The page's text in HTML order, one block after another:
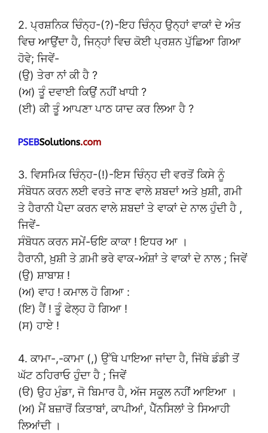
2. ਪ੍ਰਸ਼ਨਿਕ ਚਿੰਨ੍ਹ-(?)-ਇਹ ਚਿੰਨ੍ਹ ਉਨ੍ਹਾਂ ਵਾਕਾਂ ਦੇ ਅੰਤ
ਵਿਚ ਆਉਂਦਾ ਹੈ, ਜਿਨ੍ਹਾਂ ਵਿਚ ਕੋਈ ਪ੍ਰਸ਼ਨ ਪੁੱਛਿਆ ਗਿਆ
ਹੋਵੇ; ਜਿਵੇਂ-
(ਉ) ਤੇਰਾ ਨਾਂ ਕੀ ਹੈ ?
(ਅ) ਤੂੰ ਦਵਾਈ ਕਿਉਂ ਨਹੀਂ ਖਾਧੀ ?
(ਈ) ਕੀ ਤੂੰ ਆਪਣਾ ਪਾਠ ਯਾਦ ਕਰ ਲਿਆ ਹੈ ?
3. ਵਿਸਮਿਕ ਚਿੰਨ੍ਹ-(!)-ਇਸ ਚਿੰਨ੍ਹ ਦੀ ਵਰਤੋਂ ਕਿਸੇ ਨੂੰ
ਸੰਬੋਧਨ ਕਰਨ ਲਈ ਵਰਤੇ ਜਾਣ ਵਾਲੇ ਸ਼ਬਦਾਂ ਅਤੇ ਖ਼ੁਸ਼ੀ, ਗਮੀ
ਤੇ ਹੈਰਾਨੀ ਪੈਦਾ ਕਰਨ ਵਾਲੇ ਸ਼ਬਦਾਂ ਤੇ ਵਾਕਾਂ ਦੇ ਨਾਲ ਹੁੰਦੀ ਹੈ ,
ਜਿਵੇਂ-
ਸੰਬੋਧਨ ਕਰਨ ਸਮੇਂ-ਓਇ ਕਾਕਾ ! ਇਧਰ ਆ ।
ਹੈਰਾਨੀ, ਖ਼ੁਸ਼ੀ ਤੇ ਗ਼ਮੀ ਭਰੇ ਵਾਕ-ਅੰਸ਼ਾਂ ਤੇ ਵਾਕਾਂ ਦੇ ਨਾਲ ; ਜਿਵੇਂ
(ਉ) ਸ਼ਾਬਾਸ਼ !
(ਅ) ਵਾਹ ! ਕਮਾਲ ਹੋ ਗਿਆ :
(ਇ) ਹੈਂ ! ਤੂੰ ਫੇਲ੍ਹ ਹੋ ਗਿਆ !
(ਸ) ਹਾਏ !
4. ਕਾਮਾ-,-ਕਾਮਾ (,) ਉੱਥੇ ਪਾਇਆ ਜਾਂਦਾ ਹੈ, ਜਿੱਥੇ ਡੰਡੀ ਤੋਂ
ਘੱਟ ਠਹਿਰਾਓ ਹੁੰਦਾ ਹੈ ; ਜਿਵੇਂ
(ੳ) ਉਹ ਮੁੰਡਾ, ਜੋ ਬਿਮਾਰ ਹੈ, ਅੱਜ ਸਕੂਲ ਨਹੀਂ ਆਇਆ ।
(ਅ) ਮੈਂ ਬਜ਼ਾਰੋਂ ਕਿਤਾਬਾਂ, ਕਾਪੀਆਂ, ਪੈੱਨਸਿਲਾਂ ਤੇ ਸਿਆਹੀ
ਲਿਆਂਦੀ ।